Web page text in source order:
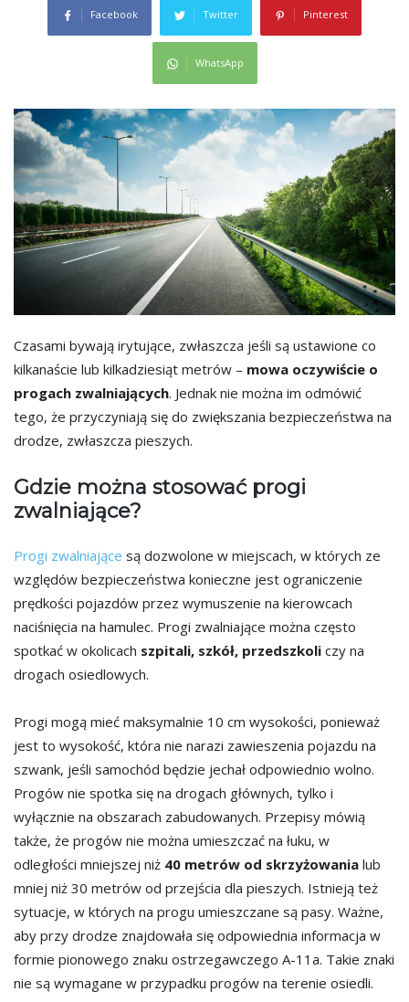
Facebook Twitter Pinterest
WhatsApp
Czasami bywają irytujące, zwłaszcza jeśli są ustawione co
kilkanaście lub kilkadziesiąt metrów – mowa oczywiście o
progach zwalniających. Jednak nie można im odmówić
tego, że przyczyniają się do zwiększania bezpieczeństwa na
drodze, zwłaszcza pieszych.
Gdzie można stosować progi
zwalniające?
Progi zwalniające są dozwolone w miejscach, w których ze
względów bezpieczeństwa konieczne jest ograniczenie
prędkości pojazdów przez wymuszenie na kierowcach
naciśnięcia na hamulec. Progi zwalniające można często
spotkać w okolicach szpitali, szkół, przedszkoli czy na
drogach osiedlowych.
Progi mogą mieć maksymalnie 10 cm wysokości, ponieważ
jest to wysokość, która nie narazi zawieszenia pojazdu na
szwank, jeśli samochód będzie jechał odpowiednio wolno.
Progów nie spotka się na drogach głównych, tylko i
wyłącznie na obszarach zabudowanych. Przepisy mówią
także, że progów nie można umieszczać na łuku, w
odległości mniejszej niż 40 metrów od skrzyżowania lub
mniej niż 30 metrów od przejścia dla pieszych. Istnieją też
sytuacje, w których na progu umieszczane są pasy. Ważne,
aby przy drodze znajdowała się odpowiednia informacja w
formie pionowego znaku ostrzegawczego A-11a. Takie znaki
nie są wymagane w przypadku progów na terenie osiedli.